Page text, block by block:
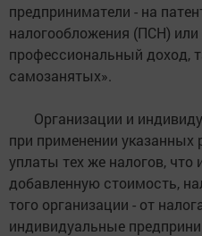
предприниматели - на
налогообложения (ПСН) или
профессиональный доход,
самозанятых».
Организации и
при применении
уплаты тех же налогов, что
добавленную стоимость,
того организации - от
индивидуальные